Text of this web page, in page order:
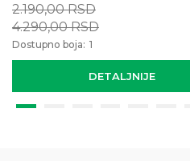
DETALJNIJE
2.190,00RSD
4.290,00RSD
Dostupno boja: 1